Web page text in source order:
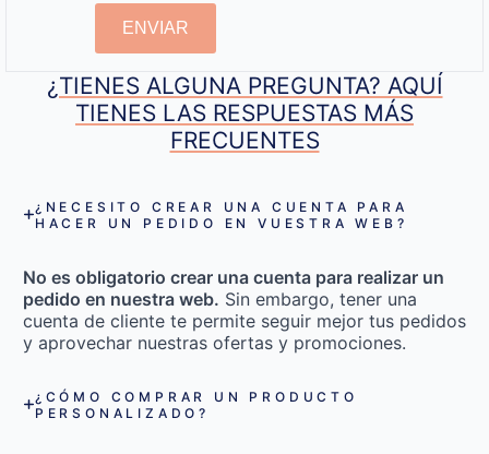
ENVIAR
¿TIENES ALGUNA PREGUNTA? AQUÍ
TIENES LAS RESPUESTAS MÁS
FRECUENTES
¿NECESITO CREAR UNA CUENTA PARA
HACER UN PEDIDO EN VUESTRA WEB?
No es obligatorio crear una cuenta para realizar un
pedido en nuestra web. Sin embargo, tener una
cuenta de cliente te permite seguir mejor tus pedidos
y aprovechar nuestras ofertas y promociones.
¿CÓMO COMPRAR UN PRODUCTO
PERSONALIZADO?